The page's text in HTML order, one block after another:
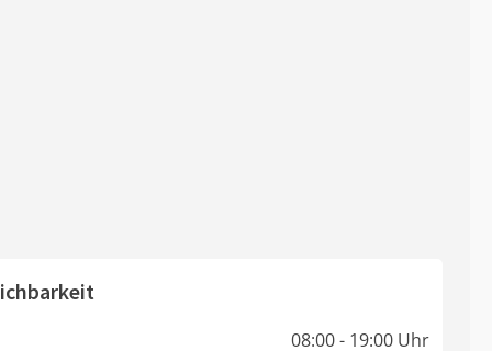
08:00 - 19:00 Uhr